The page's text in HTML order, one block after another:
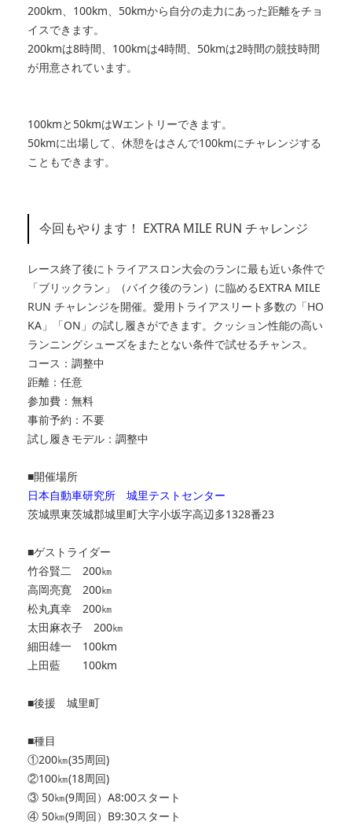
200km、100km、50kmから自分の走力にあった距離をチョ
イスできます。
200kmは8時間、100kmは4時間、50kmは2時間の競技時間
が用意されています。
100kmと50kmはWエントリーできます。
50kmに出場して、休憩をはさんで100kmにチャレンジする
こともできます。
今回もやります！ EXTRA MILE RUN チャレンジ
レース終了後にトライアスロン大会のランに最も近い条件で
「ブリックラン」（バイク後のラン）に臨めるEXTRA MILE
RUN チャレンジを開催。愛用トライアスリート多数の「HO
KA」「ON」の試し履きができます。クッション性能の高い
ランニングシューズをまたとない条件で試せるチャンス。
コース：調整中
距離：任意
参加費：無料
事前予約：不要
試し履きモデル：調整中
■開催場所
日本自動車研究所 城里テストセンター
茨城県東茨城郡城里町大字小坂字高辺多1328番23
■ゲストライダー
竹谷賢二 200㎞
高岡亮寛 200㎞
松丸真幸 200㎞
太田麻衣子 200㎞
細田雄一 100km
上田藍 100km
■後援 城里町
■種目
①200㎞(35周回)
②100㎞(18周回)
③ 50㎞(9周回）A8:00スタート
④ 50㎞(9周回）B9:30スタート